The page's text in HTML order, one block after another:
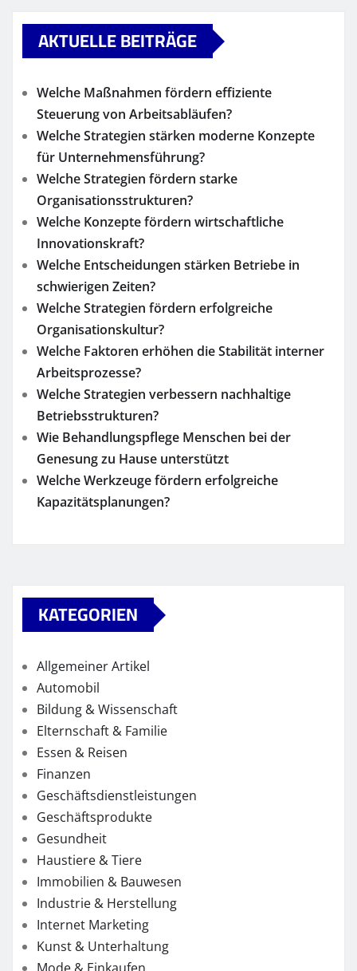
AKTUELLE BEITRÄGE
Welche Maßnahmen fördern effiziente
Steuerung von Arbeitsabläufen?
Welche Strategien stärken moderne Konzepte
für Unternehmensführung?
Welche Strategien fördern starke
Organisationsstrukturen?
Welche Konzepte fördern wirtschaftliche
Innovationskraft?
Welche Entscheidungen stärken Betriebe in
schwierigen Zeiten?
Welche Strategien fördern erfolgreiche
Organisationskultur?
Welche Faktoren erhöhen die Stabilität interner
Arbeitsprozesse?
Welche Strategien verbessern nachhaltige
Betriebsstrukturen?
Wie Behandlungspflege Menschen bei der
Genesung zu Hause unterstützt
Welche Werkzeuge fördern erfolgreiche
Kapazitätsplanungen?
KATEGORIEN
Allgemeiner Artikel
Automobil
Bildung & Wissenschaft
Elternschaft & Familie
Essen & Reisen
Finanzen
Geschäftsdienstleistungen
Geschäftsprodukte
Gesundheit
Haustiere & Tiere
Immobilien & Bauwesen
Industrie & Herstellung
Internet Marketing
Kunst & Unterhaltung